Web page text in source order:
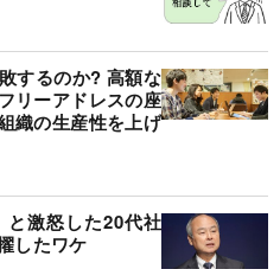
するのか? 高額な
リーアドレスの座
織の生産性を上げ
激怒した20代社
したワケ